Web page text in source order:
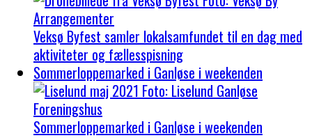
Veksø Byfest samler lokalsamfundet til en dag med
aktiviteter og fællesspisning
Sommerloppemarked i Ganløse i weekenden
Sommerloppemarked i Ganløse i weekenden